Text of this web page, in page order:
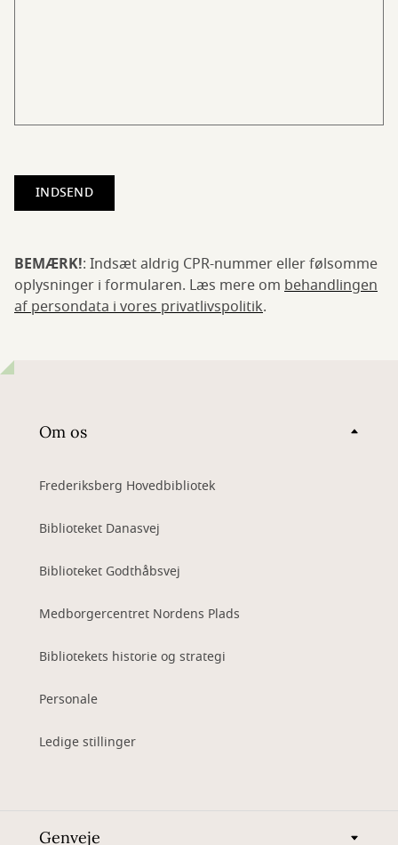
BEMÆRK!: Indsæt aldrig CPR-nummer eller følsomme
oplysninger i formularen. Læs mere om behandlingen
af persondata i vores privatlivspolitik.
Om os
Frederiksberg Hovedbibliotek
Biblioteket Danasvej
Biblioteket Godthåbsvej
Medborgercentret Nordens Plads
Bibliotekets historie og strategi
Personale
Ledige stillinger
Genveje